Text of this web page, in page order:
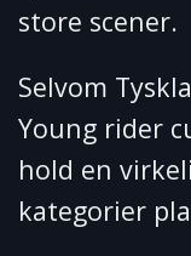
store scener.
Selvom
Young rider
hold en
kategorier